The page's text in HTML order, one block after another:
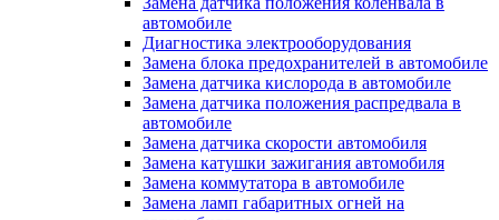
автомобиле
Диагностика электрооборудования
Замена блока предохранителей в автомобиле
Замена датчика кислорода в автомобиле
Замена датчика положения распредвала в
автомобиле
Замена датчика скорости автомобиля
Замена катушки зажигания автомобиля
Замена коммутатора в автомобиле
Замена ламп габаритных огней на